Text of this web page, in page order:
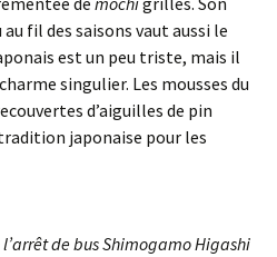
fil des saisons vaut aussi le
est un peu triste, mais il
singulier. Les mousses du
d’aiguilles de pin
japonaise pour les
de bus Shimogamo Higashi